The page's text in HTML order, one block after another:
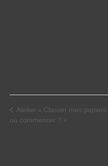
Atelier « Classer mes papiers
où commencer ? »